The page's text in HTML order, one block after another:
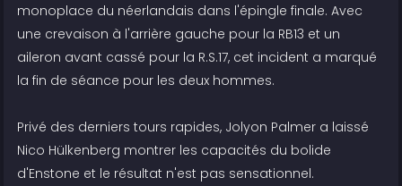
monoplace du néerlandais dans l'épingle finale. Avec
une crevaison à l'arrière gauche pour la RB13 et un
aileron avant cassé pour la R.S.17, cet incident a marqué
la fin de séance pour les deux hommes.
Privé des derniers tours rapides, Jolyon Palmer a laissé
Nico Hülkenberg montrer les capacités du bolide
d'Enstone et le résultat n'est pas sensationnel.